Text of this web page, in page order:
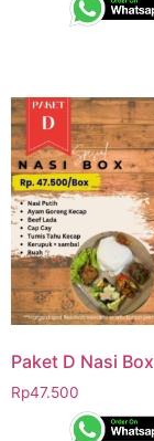
Paket D Nasi Box
Rp47.500